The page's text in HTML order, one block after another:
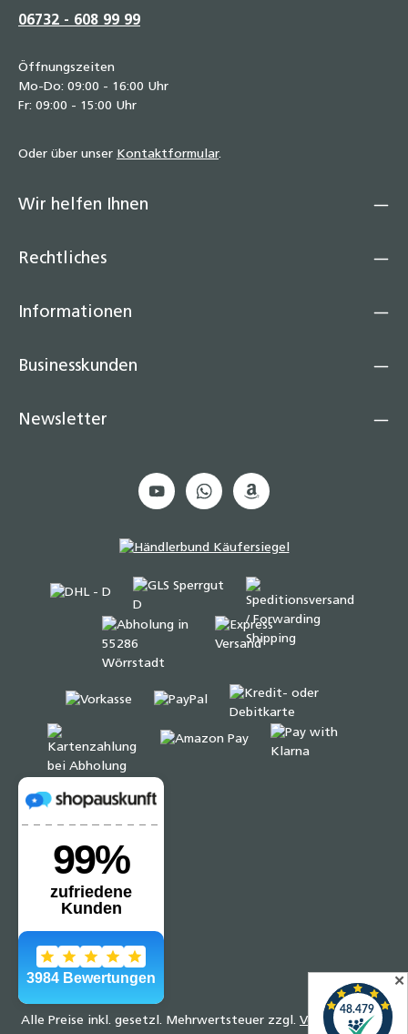
06732 - 608 99 99
Öffnungszeiten
Mo-Do: 09:00 - 16:00 Uhr
Fr: 09:00 - 15:00 Uhr
Oder über unser Kontaktformular.
Wir helfen Ihnen
Rechtliches
Informationen
Businesskunden
Newsletter
Alle Preise inkl. gesetzl. Mehrwertsteuer zzgl. Versandkosten
✕